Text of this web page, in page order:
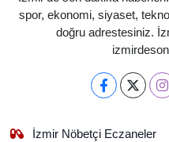
spor, ekonomi, siyaset,
doğru adrestesiniz.
İzmir Nöbetçi Eczaneler